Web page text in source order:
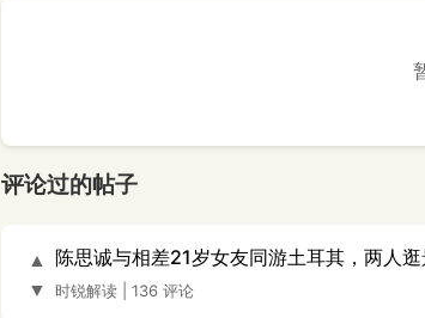
评论过的帖子
▲
▼
陈思诚与相差21岁女友同游土耳其，两人
时锐解读 136 评论